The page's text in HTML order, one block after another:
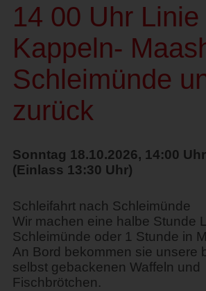
14 00 Uhr Linie
Kappeln-
Schleimünde
zurück
Sonntag 18.10.2026, 14:00
(Einlass 13:30 Uhr)
Schleifahrt nach Schleimünde
Wir machen eine halbe Stunde
Schleimünde oder 1 Stunde in
An Bord bekommen sie unsere
selbst gebackenen Waffeln und
Fischbrötchen.